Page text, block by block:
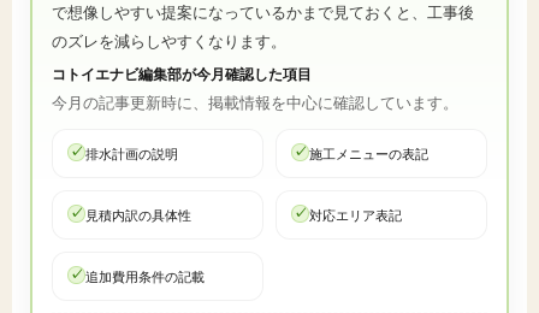
で想像しやすい提案になっているかまで見ておくと、工事後
のズレを減らしやすくなります。
コトイエナビ編集部が今月確認した項目
今月の記事更新時に、掲載情報を中心に確認しています。
排水計画の説明 施工メニューの表記
見積内訳の具体性 対応エリア表記
追加費用条件の記載